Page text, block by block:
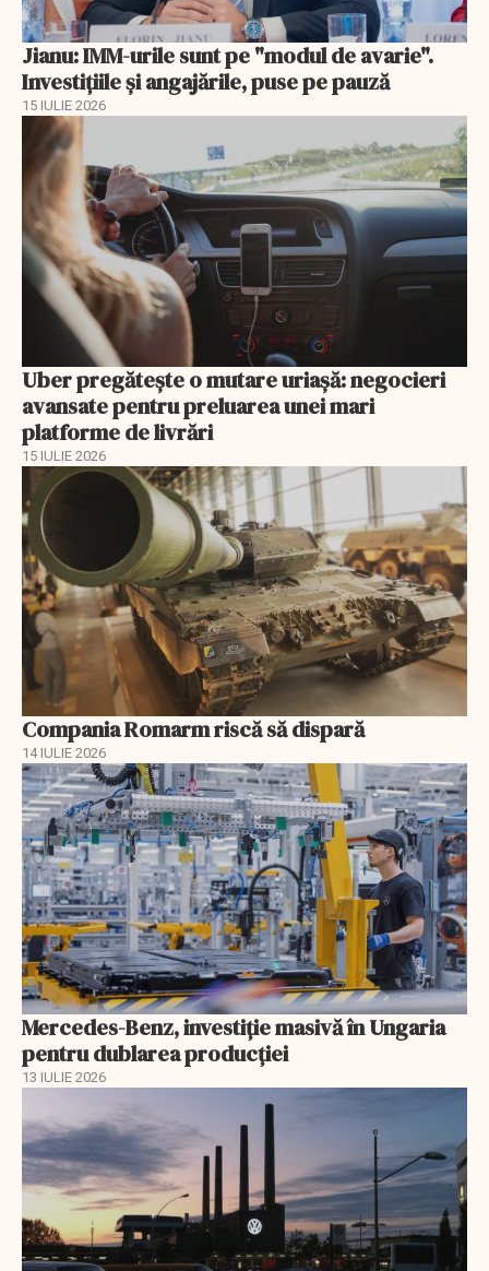
Jianu: IMM-urile sunt pe "modul de avarie".
Investițiile și angajările, puse pe pauză
15 IULIE 2026
Uber pregătește o mutare uriașă: negocieri
avansate pentru preluarea unei mari
platforme de livrări
15 IULIE 2026
Compania Romarm riscă să dispară
14 IULIE 2026
Mercedes-Benz, investiție masivă în Ungaria
pentru dublarea producției
13 IULIE 2026